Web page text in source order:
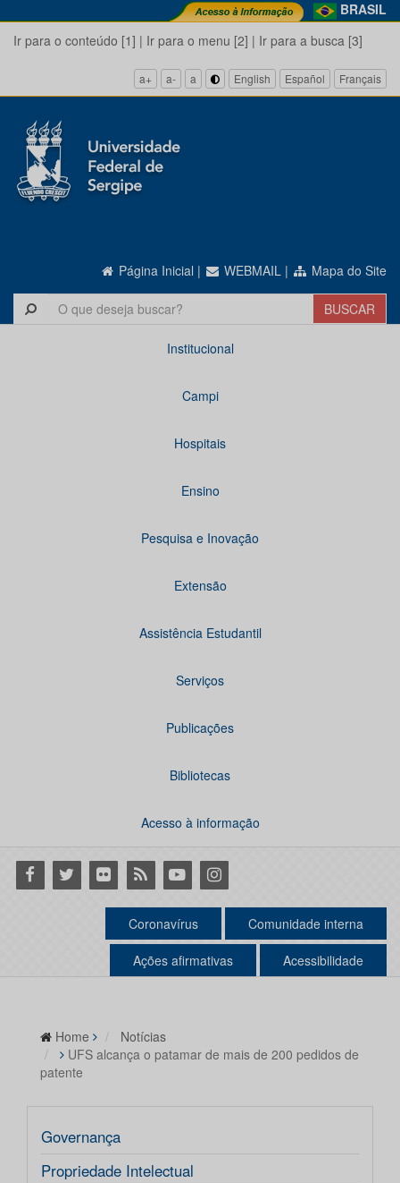
BRASIL
Ir para o conteúdo [1] | Ir para o menu [2] | Ir para a busca [3]
a+ a- a English Español Français
Página Inicial | WEBMAIL | Mapa do Site
Institucional
Campi
Hospitais
Ensino
Pesquisa e Inovação
Extensão
Assistência Estudantil
Serviços
Publicações
Bibliotecas
Acesso à informação
Facebook
Twitter Flickr RSS YoutubeInstagram
Coronavírus Comunidade interna
Ações afirmativas Acessibilidade
Home
Notícias
UFS alcança o patamar de mais de 200 pedidos de
patente
Governança
Propriedade Intelectual